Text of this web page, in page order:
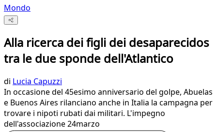
Mondo
Alla ricerca dei figli dei desaparecidos
tra le due sponde dell'Atlantico
di Lucia Capuzzi
In occasione del 45esimo anniversario del golpe, Abuelas
e Buenos Aires rilanciano anche in Italia la campagna per
trovare i nipoti rubati dai militari. L'impegno
dell'associazione 24marzo